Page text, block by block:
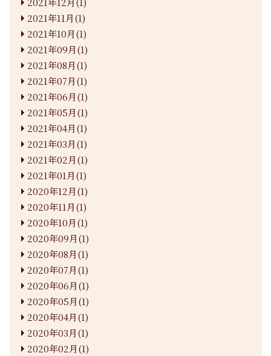
2021年11月(1)
2021年10月(1)
2021年09月(1)
2021年08月(1)
2021年07月(1)
2021年06月(1)
2021年05月(1)
2021年04月(1)
2021年03月(1)
2021年02月(1)
2021年01月(1)
2020年12月(1)
2020年11月(1)
2020年10月(1)
2020年09月(1)
2020年08月(1)
2020年07月(1)
2020年06月(1)
2020年05月(1)
2020年04月(1)
2020年03月(1)
2020年02月(1)